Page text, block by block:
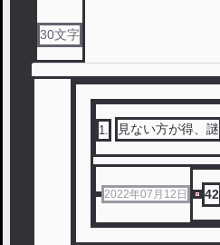
30文字
1 見ない方が得、謎
2022年07月12日 42